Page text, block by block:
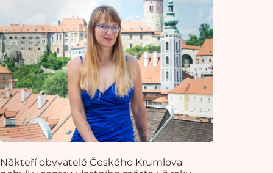
Někteří obyvatelé Českého Krumlova